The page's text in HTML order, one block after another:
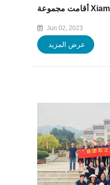
Jun 02, 2023
عرض المزيد